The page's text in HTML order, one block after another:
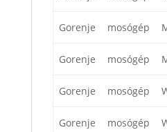
Gorenje mosógép
Gorenje mosógép
Gorenje mosógép
Gorenje mosógép